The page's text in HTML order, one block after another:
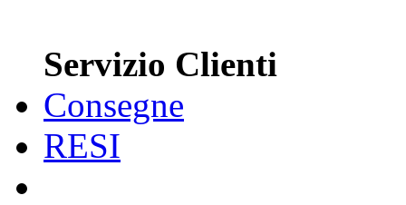
Servizio Clienti
Consegne
RESI